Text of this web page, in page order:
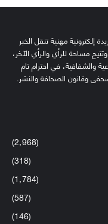
إلكترونية مهنية تنقل الخبر
مساحة للرأي والرأي الآخر،
والشفافية، في احترام تام
وقانون الصحافة والنشر.
(2٬968)
(318)
(1٬784)
(587)
(146)